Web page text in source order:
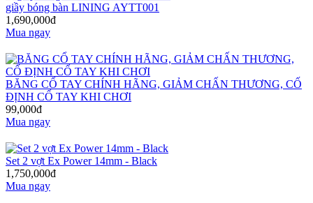
giầy bóng bàn LINING AYTT001
1,690,000đ
Mua ngay
BĂNG CỔ TAY CHÍNH HÃNG, GIẢM CHẤN THƯƠNG, CỐ
ĐỊNH CỔ TAY KHI CHƠI
99,000đ
Mua ngay
Set 2 vợt Ex Power 14mm - Black
1,750,000đ
Mua ngay